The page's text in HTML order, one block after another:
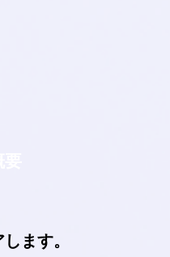
ます。